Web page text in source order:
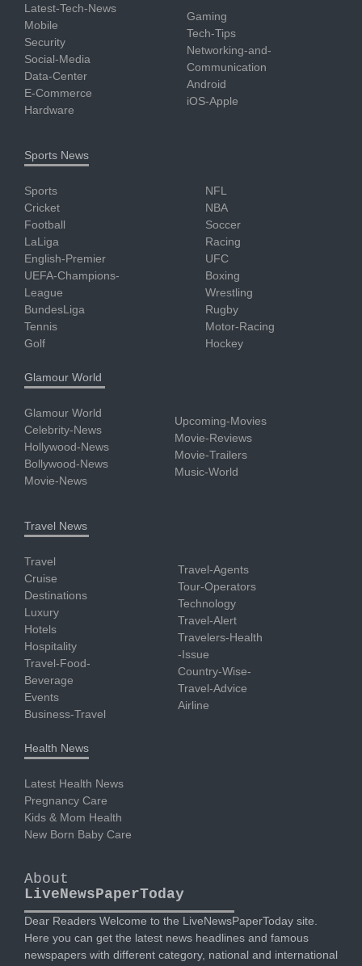
Latest-Tech-News
Mobile
Security
Social-Media
Data-Center
E-Commerce
Hardware
Gaming
Tech-Tips
Networking-and-
Communication
Android
iOS-Apple
Sports News
Sports
Cricket
Football
LaLiga
English-Premier
UEFA-Champions-
League
BundesLiga
Tennis
Golf
NFL
NBA
Soccer
Racing
UFC
Boxing
Wrestling
Rugby
Motor-Racing
Hockey
Glamour World
Glamour World
Celebrity-News
Hollywood-News
Bollywood-News
Movie-News
Upcoming-Movies
Movie-Reviews
Movie-Trailers
Music-World
Travel News
Travel
Cruise
Destinations
Luxury
Hotels
Hospitality
Travel-Food-
Beverage
Events
Business-Travel
Travel-Agents
Tour-Operators
Technology
Travel-Alert
Travelers-Health
-Issue
Country-Wise-
Travel-Advice
Airline
Health News
Latest Health News
Pregnancy Care
Kids & Mom Health
New Born Baby Care
About
LiveNewsPaperToday
Dear Readers Welcome to the LiveNewsPaperToday site.
Here you can get the latest news headlines and famous
newspapers with different category, national and international